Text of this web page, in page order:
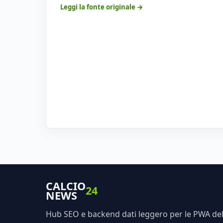
Leggi la fonte originale →
CALCIO
NEWS 24
Hub SEO e backend dati leggero per le PWA